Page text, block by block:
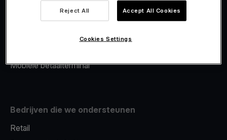
Merchant Advance
Mobiele betaalterminal
Bedrijven die we ondersteunen
Retail
Reject All Accept All Cookies
Cookies Settings